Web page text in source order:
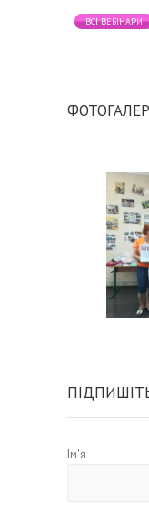
ВСІ ВЕБІНАРИ
Ім'я